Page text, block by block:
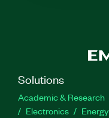
Solutions
Academic & Research
Electronics
Energy